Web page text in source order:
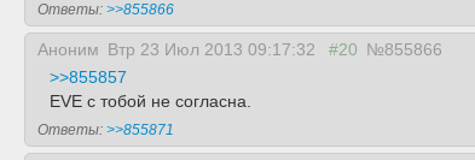
Ответы: >>855866
Аноним Втр 23 Июл 2013 09:17:32 #20 №855866
>>855857
EVE c тобой не согласна.
Ответы: >>855871